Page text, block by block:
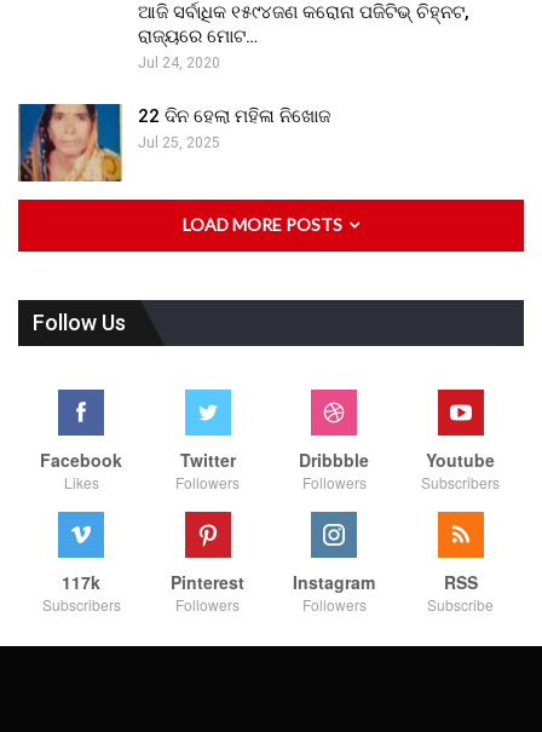
ଆଜି ସର୍ବାଧିକ ୧୫୯୪ଜଣ କରୋନା ପଜିଟିଭ୍ ଚିହ୍ନଟ,
ରାଜ୍ୟରେ ମୋଟ…
Jul 24, 2020
22 ଦିନ ହେଲା ମହିଳା ନିଖୋଜ
Jul 25, 2025
LOAD MORE POSTS
Follow Us
Facebook
Likes
Twitter
Followers
Dribbble
Followers
Youtube
Subscribers
117k
Subscribers
Pinterest
Followers
Instagram
Followers
RSS
Subscribe